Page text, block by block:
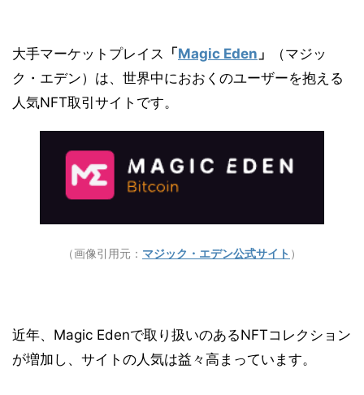
大手マーケットプレイス 「 Magic Eden 」
（マジッ
ク・エデン）は、世界中におおくのユーザーを抱える
人気NFT取引サイトです。
（画像引用元： マジック・エデン公式サイト ）
近年、Magic Edenで取り扱いのあるNFTコレクション
が増加し、サイトの人気は益々高まっています。